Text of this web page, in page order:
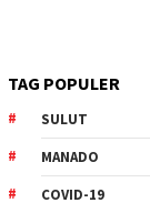
TAG POPULER
SULUT
MANADO
COVID-19